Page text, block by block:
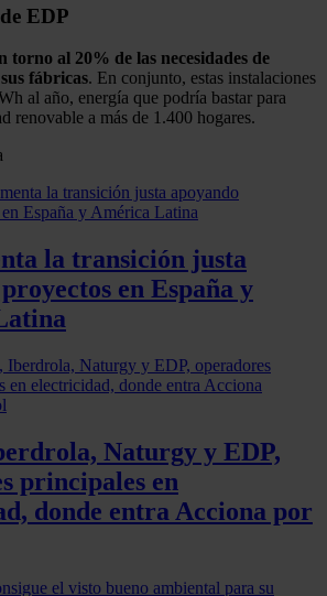
EDP
torno al 20% de las necesidades de
fábricas. En conjunto, estas instalaciones
al año, energía que podría bastar para
renovable a más de 1.400 hogares.
la transición justa
en España y
Naturgy y EDP,
principales en
donde entra Acciona por